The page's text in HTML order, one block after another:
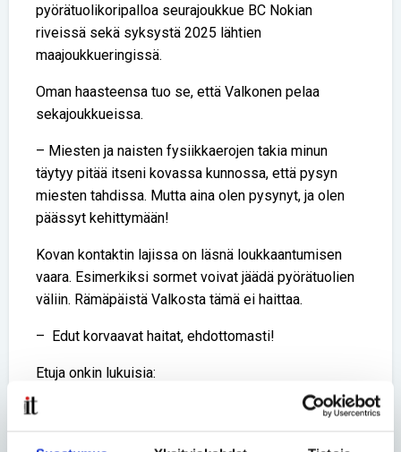
pyörätuolikoripalloa seurajoukkue BC Nokian
riveissä sekä syksystä 2025 lähtien
maajoukkueringissä.
Oman haasteensa tuo se, että Valkonen pelaa
sekajoukkueissa.
– Miesten ja naisten fysiikkaerojen takia minun
täytyy pitää itseni kovassa kunnossa, että pysyn
miesten tahdissa. Mutta aina olen pysynyt, ja olen
päässyt kehittymään!
Kovan kontaktin lajissa on läsnä loukkaantumisen
vaara. Esimerkiksi sormet voivat jäädä pyörätuolien
väliin. Rämäpäistä Valkosta tämä ei haittaa.
– Edut korvaavat haitat, ehdottomasti!
Etuja onkin lukuisia:
– Ilman tätä harrastusta keskivartalon hallintani ja